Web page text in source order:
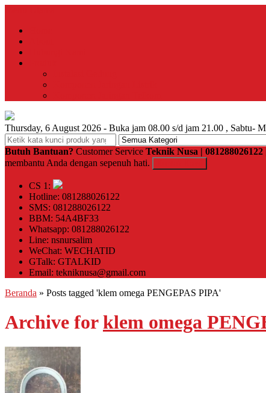
Thursday, 6 August 2026 - Buka jam 08.00 s/d jam 21.00 , Sabtu-
Butuh Bantuan? Customer Service Teknik Nusa |
membantu Anda dengan sepenuh hati.
CS 1:
Hotline: 081288026122
SMS: 081288026122
BBM: 54A4BF33
Whatsapp: 081288026122
Line: nsnursalim
WeChat: WECHATID
GTalk: GTALKID
Email: tekniknusa@gmail.com
Beranda » Posts tagged 'klem omega PENGEPAS PIPA'
Archive forklem omega